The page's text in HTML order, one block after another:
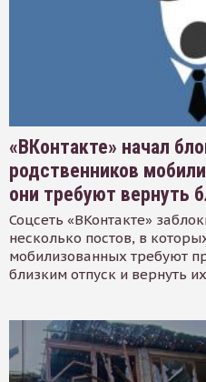
«ВКонтакте» начал
родственников
они требуют вернуть
Соцсеть «ВКонтакте»
несколько постов, в
мобилизованных требуют
близким отпуск и вернуть